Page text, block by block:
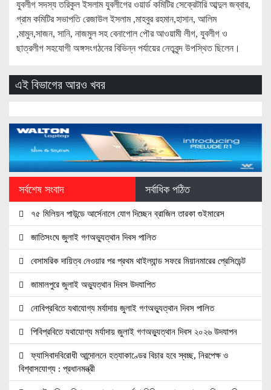
যুবলীগ সদস্য তরিকুল ইসলাম যুবলীগের ওয়ার্ড কমিটির সেক্রেটারি আব্দুল জব্বার,
গ্রাম কমিটির সভাপতি রেজাউল ইসলাম ,মাহবুর রহমান,হাসান, আলিম
,মামুন,সাজন, সানি, নাজমুল সহ বেনাপোল পৌর আওয়ামী লীগ, যুবলীগ ও
ছাত্রলীগ সহযোগী অঙ্গসংগঠনের বিভিন্ন পর্যায়ের নেতৃবৃন্দ উপস্থিত ছিলেন।
এই বিভাগের আরও খবর
সর্বশেষ সংবাদ সর্বাধিক পঠিত
৭৫ মিলিয়ন পাউন্ডে আর্সেনালে যোগ দিচ্ছেন ব্রাজিল তারকা গুইমারেস
জাতিসংঘে জুলাই গণঅভ্যুত্থান দিবস পালিত
বেসামরিক দায়িত্ব নেওয়ার পর প্রথম থাইল্যান্ড সফরে মিয়ানমারের প্রেসিডেন্ট
জামালপুরে জুলাই অভ্যুত্থান দিবস উদযাপিত
নোবিপ্রবিতে যথাযোগ্য মর্যাদায় জুলাই গণঅভ্যুত্থান দিবস পালিত
পিবিপ্রবিতে যথাযোগ্য মর্যাদায় জুলাই গণঅভ্যুত্থান দিবস ২০২৬ উদযাপন
ফ্যাসিবাদবিরোধী আন্দোলনে হত্যাকাণ্ডের বিচার হবে স্বচ্ছ, নিরপেক্ষ ও
বিশ্বাসযোগ্য : প্রধানমন্ত্রী